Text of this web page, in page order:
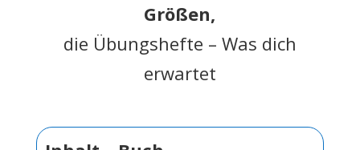
Größen,
die Übungshefte – Was dich
erwartet